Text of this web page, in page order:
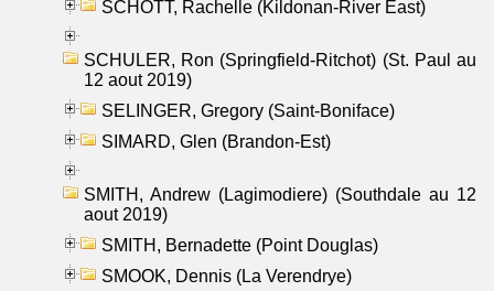
SCHOTT, Rachelle (Kildonan-River East)
SCHULER, Ron (Springfield-Ritchot) (St. Paul au
12 aout 2019)
SELINGER, Gregory (Saint-Boniface)
SIMARD, Glen (Brandon-Est)
SMITH, Andrew (Lagimodiere) (Southdale au 12
aout 2019)
SMITH, Bernadette (Point Douglas)
SMOOK, Dennis (La Verendrye)